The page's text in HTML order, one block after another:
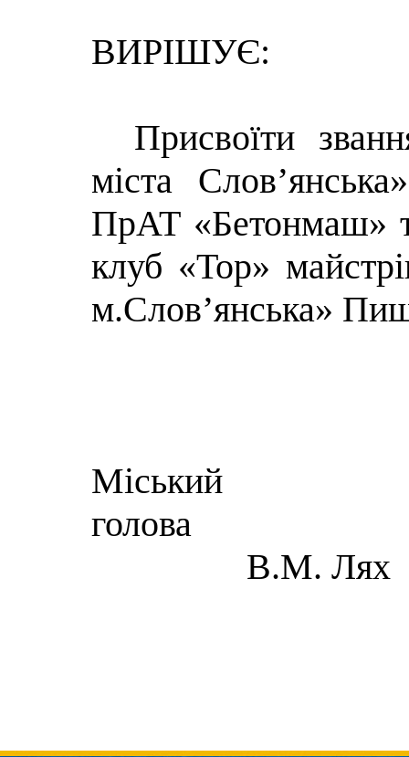
ВИРІШУЄ:
Присвоїти
міста
ПрАТ «Бетонмаш»
клуб «Тор»
м.Слов’янська»
Міський
В.М. Лях